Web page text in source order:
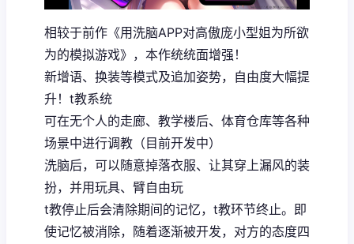
相较于前作《用洗脑APP对高傲庞小型姐为所欲
为的模拟游戏》，本作统统面增强！
新增语、换装等模式及追加姿势，自由度大幅提
升！t教系统
可在无个人的走廊、教学楼后、体育仓库等各种
场景中进行调教（目前开发中）
洗脑后，可以随意掉落衣服、让其穿上漏风的装
扮，并用玩具、臂自由玩
t教停止后会清除期间的记忆，t教环节终止。即
使记忆被消除，随着逐渐被开发，对方的态度四